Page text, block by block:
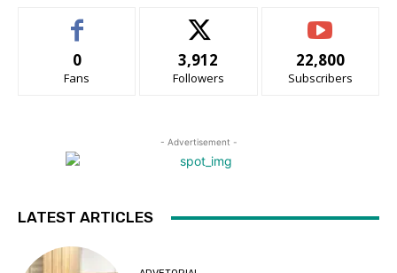
0
Fans
3,912
Followers
22,800
Subscribers
- Advertisement -
LATEST ARTICLES